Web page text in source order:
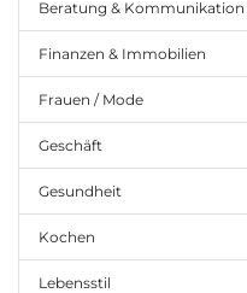
Beratung & Kommunikation
Finanzen & Immobilien
Frauen / Mode
Geschäft
Gesundheit
Kochen
Lebensstil